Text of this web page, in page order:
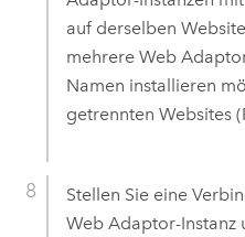
auf derselben
mehrere Web
Namen installieren
getrennten Websites
Stellen Sie eine
Web Adaptor-Instanz